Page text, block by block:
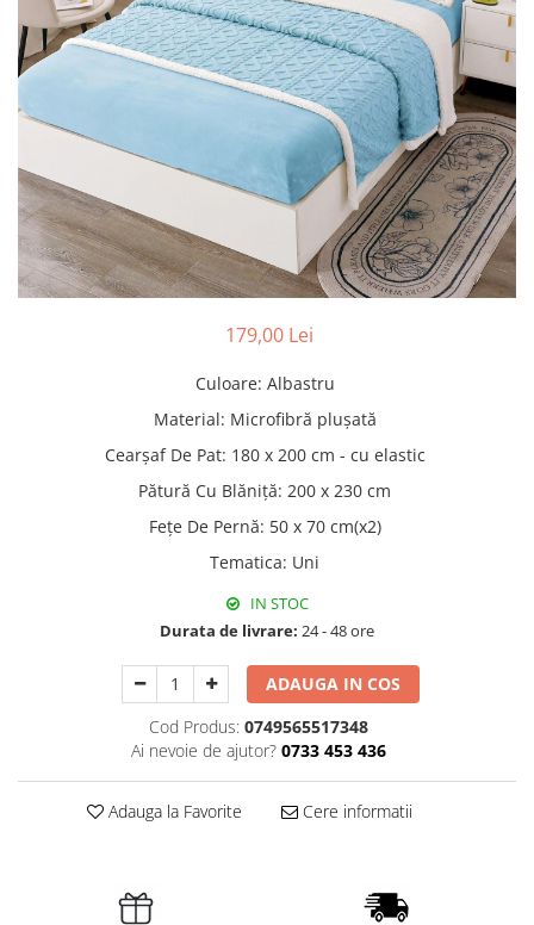
Pilote cu blăniță
179,00 Lei
Culoare: Albastru
Material: Microfibră plușată
Cearșaf De Pat: 180 x 200 cm - cu elastic
Pătură Cu Blăniță: 200 x 230 cm
Fețe De Pernă: 50 x 70 cm(x2)
Tematica: Uni
IN STOC
Durata de livrare: 24 - 48 ore
ADAUGA IN COS
Cod Produs: 0749565517348
Ai nevoie de ajutor? 0733 453 436
Adauga la Favorite Cere informatii